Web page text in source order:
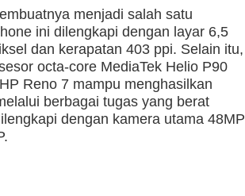
menjadi salah satu
ini dilengkapi dengan layar 6,5
dan kerapatan 403 ppi. Selain itu,
octa-core MediaTek Helio P90
Reno 7 mampu menghasilkan
berbagai tugas yang berat
dengan kamera utama 48MP